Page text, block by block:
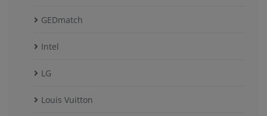
GEDmatch
Intel
LG
Louis Vuitton